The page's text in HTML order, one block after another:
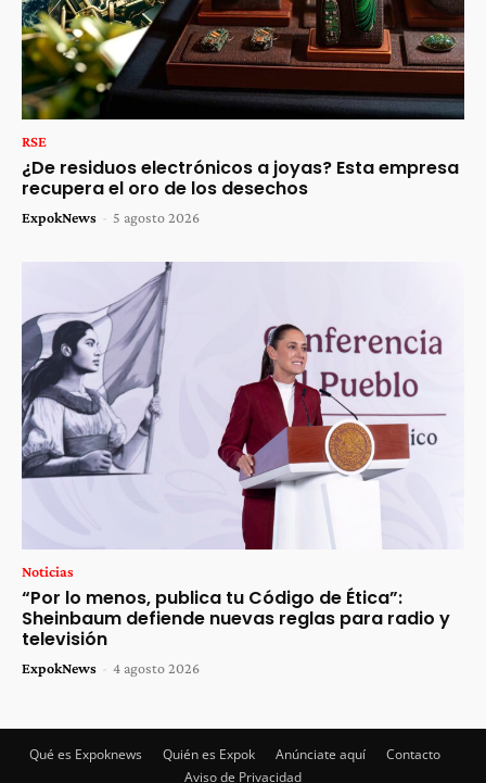
RSE
¿De residuos electrónicos a joyas? Esta empresa
recupera el oro de los desechos
ExpokNews - 5 agosto 2026
Noticias
“Por lo menos, publica tu Código de Ética”:
Sheinbaum defiende nuevas reglas para radio y
televisión
ExpokNews - 4 agosto 2026
Qué es Expoknews Quién es Expok Anúnciate aquí
Contacto
Aviso de Privacidad